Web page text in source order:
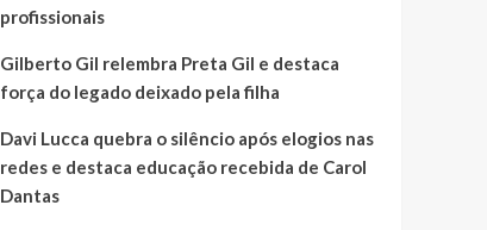
profissionais
Gilberto Gil relembra Preta Gil e destaca
força do legado deixado pela filha
Davi Lucca quebra o silêncio após elogios nas
redes e destaca educação recebida de Carol
Dantas